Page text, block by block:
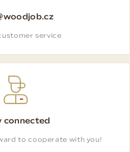
service
connected
to cooperate with you!